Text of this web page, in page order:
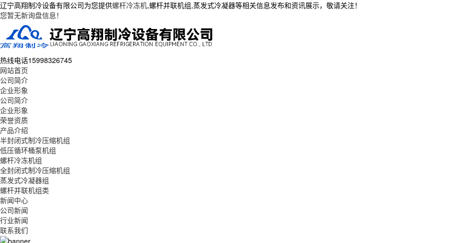
辽宁高翔制冷设备有限公司为您提供螺杆冷冻机,螺杆并联机组,蒸发式冷凝器等相关信息发布和资讯展示，敬请关注！
您暂无新询盘信息！
热线电话15998326745
网站首页
公司简介
企业形象
公司简介
企业形象
荣誉资质
产品介绍
半封闭式制冷压缩机组
低压循环桶泵机组
螺杆冷冻机组
全封闭式制冷压缩机组
蒸发式冷凝器组
螺杆并联机组类
新闻中心
公司新闻
行业新闻
联系我们